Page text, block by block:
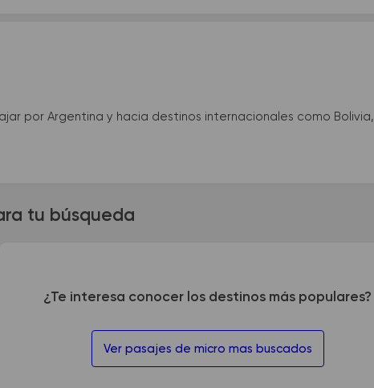
por Argentina y hacia destinos internacionales como Bolivia,
tu búsqueda
¿Te interesa conocer los destinos más populares?
Ver pasajes de micro mas buscados